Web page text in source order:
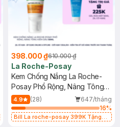
398.000 ₫610.000 ₫
La Roche-Posay
Kem Chống Nắng La Roche-
Posay Phổ Rộng, Nâng Tông
Kiềm Dầu 50ml
4.9 (28)
647/tháng
16%
Bill La roche-posay 399K Tặng